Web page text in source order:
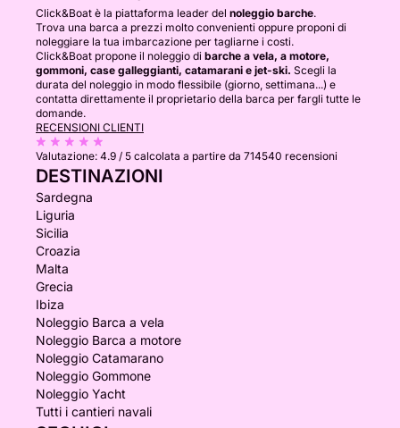
Click&Boat è la piattaforma leader del noleggio barche.
Trova una barca a prezzi molto convenienti oppure proponi di
noleggiare la tua imbarcazione per tagliarne i costi.
Click&Boat propone il noleggio di barche a vela, a motore,
gommoni, case galleggianti, catamarani e jet-ski. Scegli la
durata del noleggio in modo flessibile (giorno, settimana...) e
contatta direttamente il proprietario della barca per fargli tutte le
domande.
RECENSIONI CLIENTI
Valutazione: 4.9 / 5 calcolata a partire da 714540 recensioni
DESTINAZIONI
Sardegna
Liguria
Sicilia
Croazia
Malta
Grecia
Ibiza
Noleggio Barca a vela
Noleggio Barca a motore
Noleggio Catamarano
Noleggio Gommone
Noleggio Yacht
Tutti i cantieri navali